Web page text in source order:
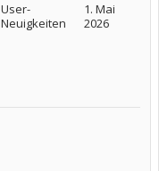
User-
Neuigkeiten
1. Mai
2026